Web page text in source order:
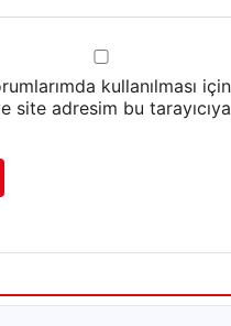
kullanılması
site adresim bu tarayıcıya